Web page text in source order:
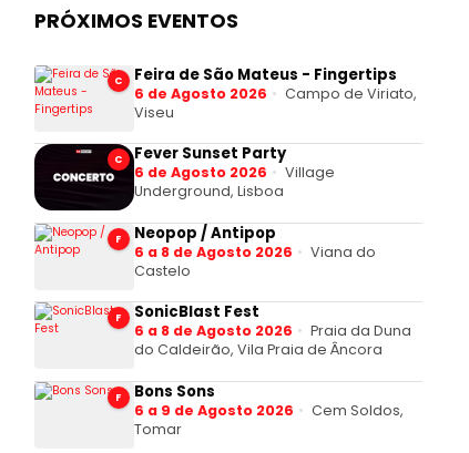
PRÓXIMOS EVENTOS
C Feira de São Mateus - Fingertips
6 de Agosto 2026
Campo de Viriato,
Viseu
C Fever Sunset Party
6 de Agosto 2026
Village
Underground, Lisboa
F Neopop / Antipop
6 a 8 de Agosto 2026
Viana do
Castelo
F SonicBlast Fest
6 a 8 de Agosto 2026
Praia da Duna
do Caldeirão, Vila Praia de Âncora
F Bons Sons
6 a 9 de Agosto 2026
Cem Soldos,
Tomar